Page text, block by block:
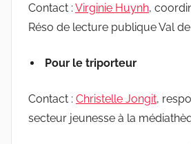
Contact : Virginie Huynh,
Réso de lecture publique Val
Pour le triporteur
Contact : Christelle Jongit,
secteur jeunesse à la